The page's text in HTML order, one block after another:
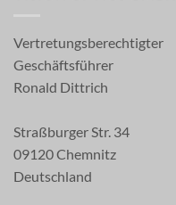
Vertretungsberechtigter
Geschäftsführer
Ronald Dittrich
Straßburger Str. 34
09120 Chemnitz
Deutschland